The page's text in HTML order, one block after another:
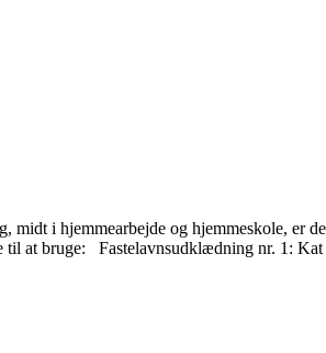
i hjemmearbejde og hjemmeskole, er
til at bruge: Fastelavnsudklædning nr. 1: